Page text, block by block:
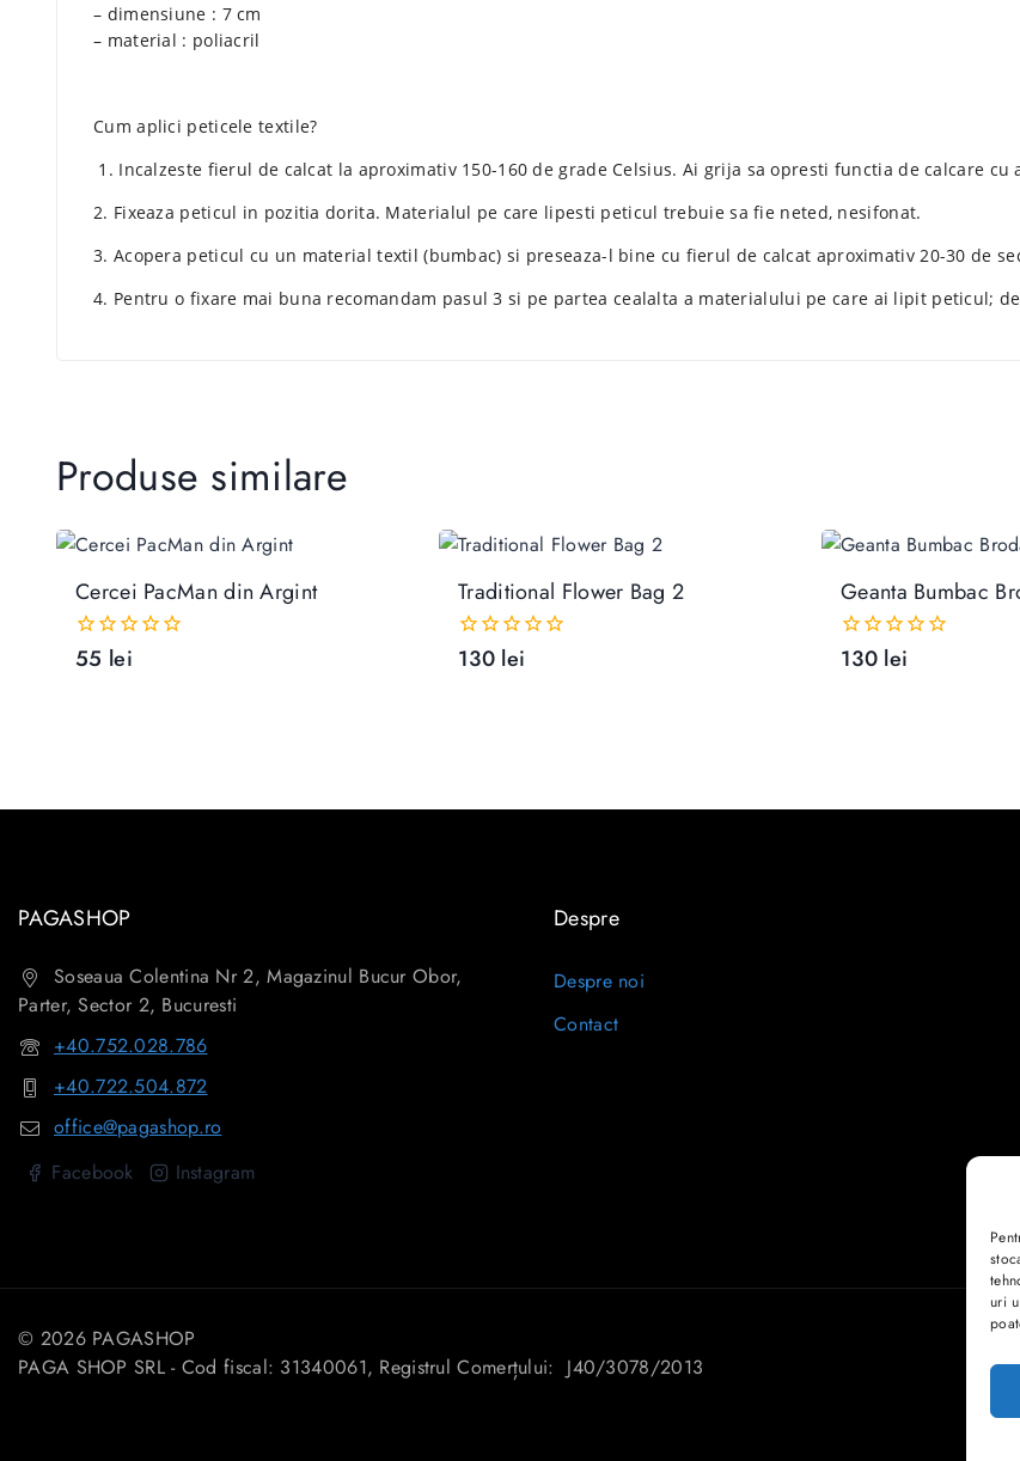
uri
– dimensiune : 7 cm
– material : poliacril
Cum aplici peticele textile?
1. Incalzeste fierul de calcat la aproximativ 150-160 de grade Celsius. Ai grija sa opresti functia de calcare cu
2. Fixeaza peticul in pozitia dorita. Materialul pe care lipesti peticul trebuie sa fie neted, nesifonat.
3. Acopera peticul cu un material textil (bumbac) si preseaza-l bine cu fierul de calcat aproximativ 20-30 de
4. Pentru o fixare mai buna recomandam pasul 3 si pe partea cealalta a materialului pe care ai lipit peticul;
Produse similare
Cercei PacMan din Argint
0
55 lei
Adaugă În Coș
Traditional Flower Bag 2
0
130 lei
Geanta Bumbac
0
130 lei
PAGASHOP
Soseaua Colentina Nr 2, Magazinul Bucur Obor,
Parter, Sector 2, Bucuresti
+40.752.028.786
+40.722.504.872
office@pagashop.ro
Facebook
Instagram
Despre
Despre noi
Contact
© 2026 PAGASHOP
PAGA SHOP SRL - Cod fiscal: 31340061, Registrul Comerțului: J40/3078/2013